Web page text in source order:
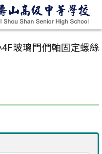
玻璃門們軸固定螺絲